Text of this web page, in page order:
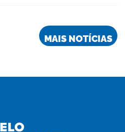
MAIS NOTÍCIAS